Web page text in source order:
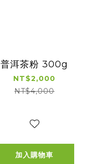
普洱茶粉 300g
NT$2,000
NT$4,000
加入購物車